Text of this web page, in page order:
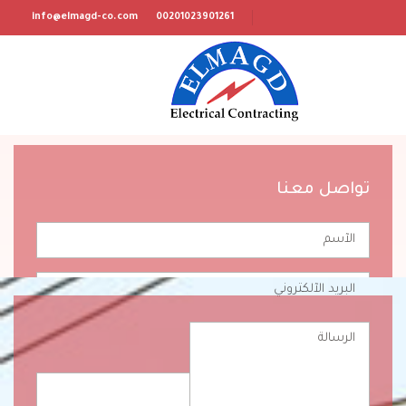
00201023901261
info@elmagd-co.com
تواصل معنا
تواصل معنا